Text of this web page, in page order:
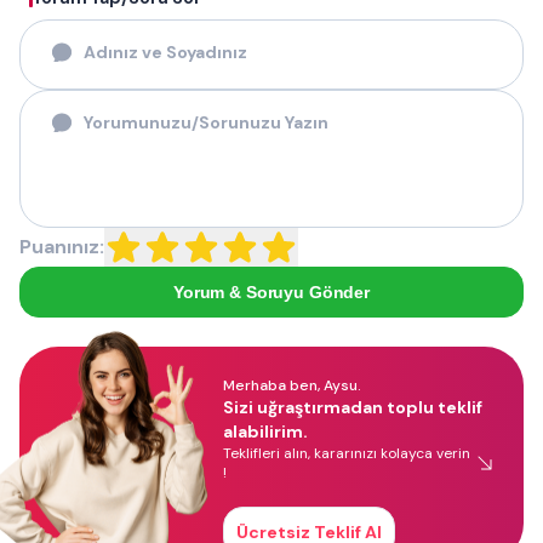
Puanınız:
Yorum & Soruyu Gönder
Merhaba ben, Aysu.
Sizi uğraştırmadan toplu teklif
alabilirim.
Teklifleri alın, kararınızı kolayca verin
!
Ücretsiz Teklif Al